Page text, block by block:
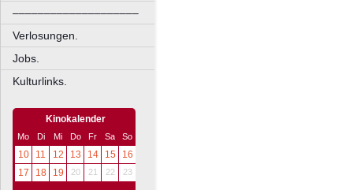
––––––––––––––––––––
Verlosungen.
Jobs.
Kulturlinks.
Kinokalender
Mo Di Mi Do Fr Sa So
10 11 12 13 14 15
16
17
18 19 20 21 22 23